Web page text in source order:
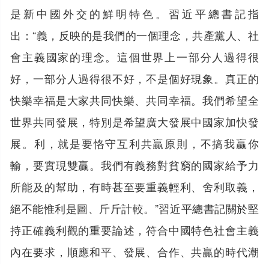
是新中國外交的鮮明特色。習近平總書記指
出：“義，反映的是我們的一個理念，共產黨人、社
會主義國家的理念。這個世界上一部分人過得很
好，一部分人過得很不好，不是個好現象。真正的
快樂幸福是大家共同快樂、共同幸福。我們希望全
世界共同發展，特別是希望廣大發展中國家加快發
展。利，就是要恪守互利共贏原則，不搞我贏你
輸，要實現雙贏。我們有義務對貧窮的國家給予力
所能及的幫助，有時甚至要重義輕利、舍利取義，
絕不能惟利是圖、斤斤計較。”習近平總書記關於堅
持正確義利觀的重要論述，符合中國特色社會主義
內在要求，順應和平、發展、合作、共贏的時代潮